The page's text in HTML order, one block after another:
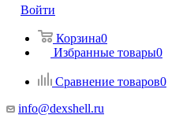
Войти
Корзина0
Избранные товары0
Сравнение товаров0
info@dexshell.ru